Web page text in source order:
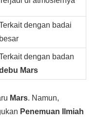
dengan badai
besar
dengan badan
Mars
Mars. Namun,
Penemuan Ilmiah